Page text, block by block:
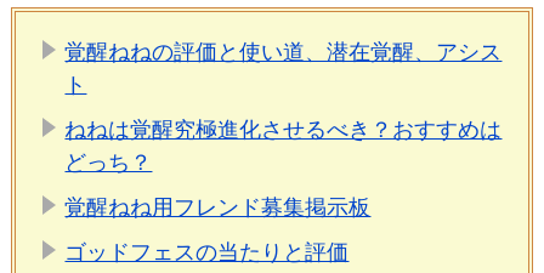
覚醒ねねの評価と使い道、潜在覚醒、アシス
ト
ねねは覚醒究極進化させるべき？おすすめは
どっち？
覚醒ねね用フレンド募集掲示板
ゴッドフェスの当たりと評価